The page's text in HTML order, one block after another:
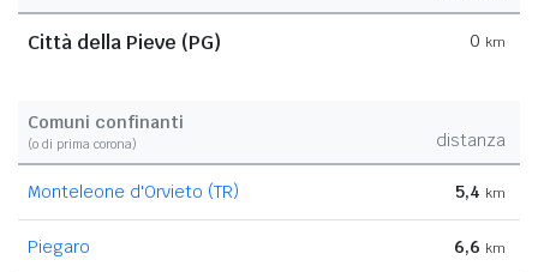
Città della Pieve (PG) 0 km
Comuni confinanti
(o di prima corona) distanza
Monteleone d'Orvieto (TR) 5,4 km
Piegaro 6,6 km